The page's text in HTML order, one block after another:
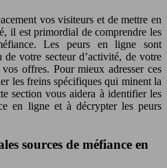
vos visiteurs et de mettre en
il est primordial de comprendre les
Les peurs en ligne sont
votre secteur d’activité, de votre
offres. Pour mieux adresser ces
les freins spécifiques qui minent la
section vous aidera à identifier les
en ligne et à décrypter les peurs
sources de méfiance en